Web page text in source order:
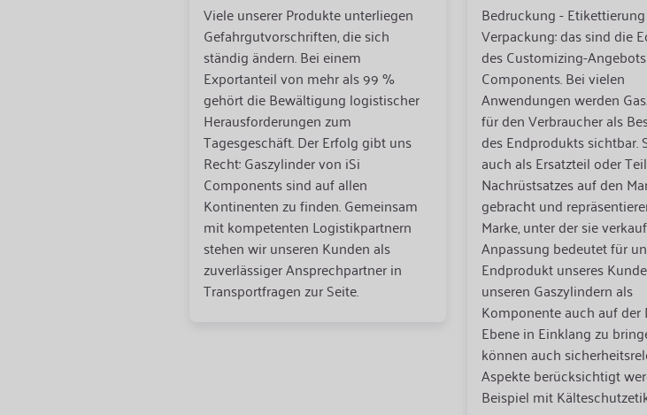
Viele unserer Produkte unterliegen
Gefahrgutvorschriften, die sich
ständig ändern. Bei einem
Exportanteil von mehr als 99 %
gehört die Bewältigung logistischer
Herausforderungen zum
Tagesgeschäft. Der Erfolg gibt uns
Recht: Gaszylinder von iSi
Components sind auf allen
Kontinenten zu finden. Gemeinsam
mit kompetenten Logistikpartnern
stehen wir unseren Kunden als
zuverlässiger Ansprechpartner in
Transportfragen zur Seite.
Bedruckung -
Verpackung: das sind die
des Customizing-
Components. Bei vielen
Anwendungen werden
für den Verbraucher als
des Endprodukts sichtbar.
auch als Ersatzteil oder
Nachrüstsatzes auf den
gebracht und
Marke, unter der sie
Anpassung bedeutet für
Endprodukt unseres
unseren Gaszylindern als
Komponente auch auf der
Ebene in Einklang zu
können auch
Aspekte berücksichtigt
Beispiel mit